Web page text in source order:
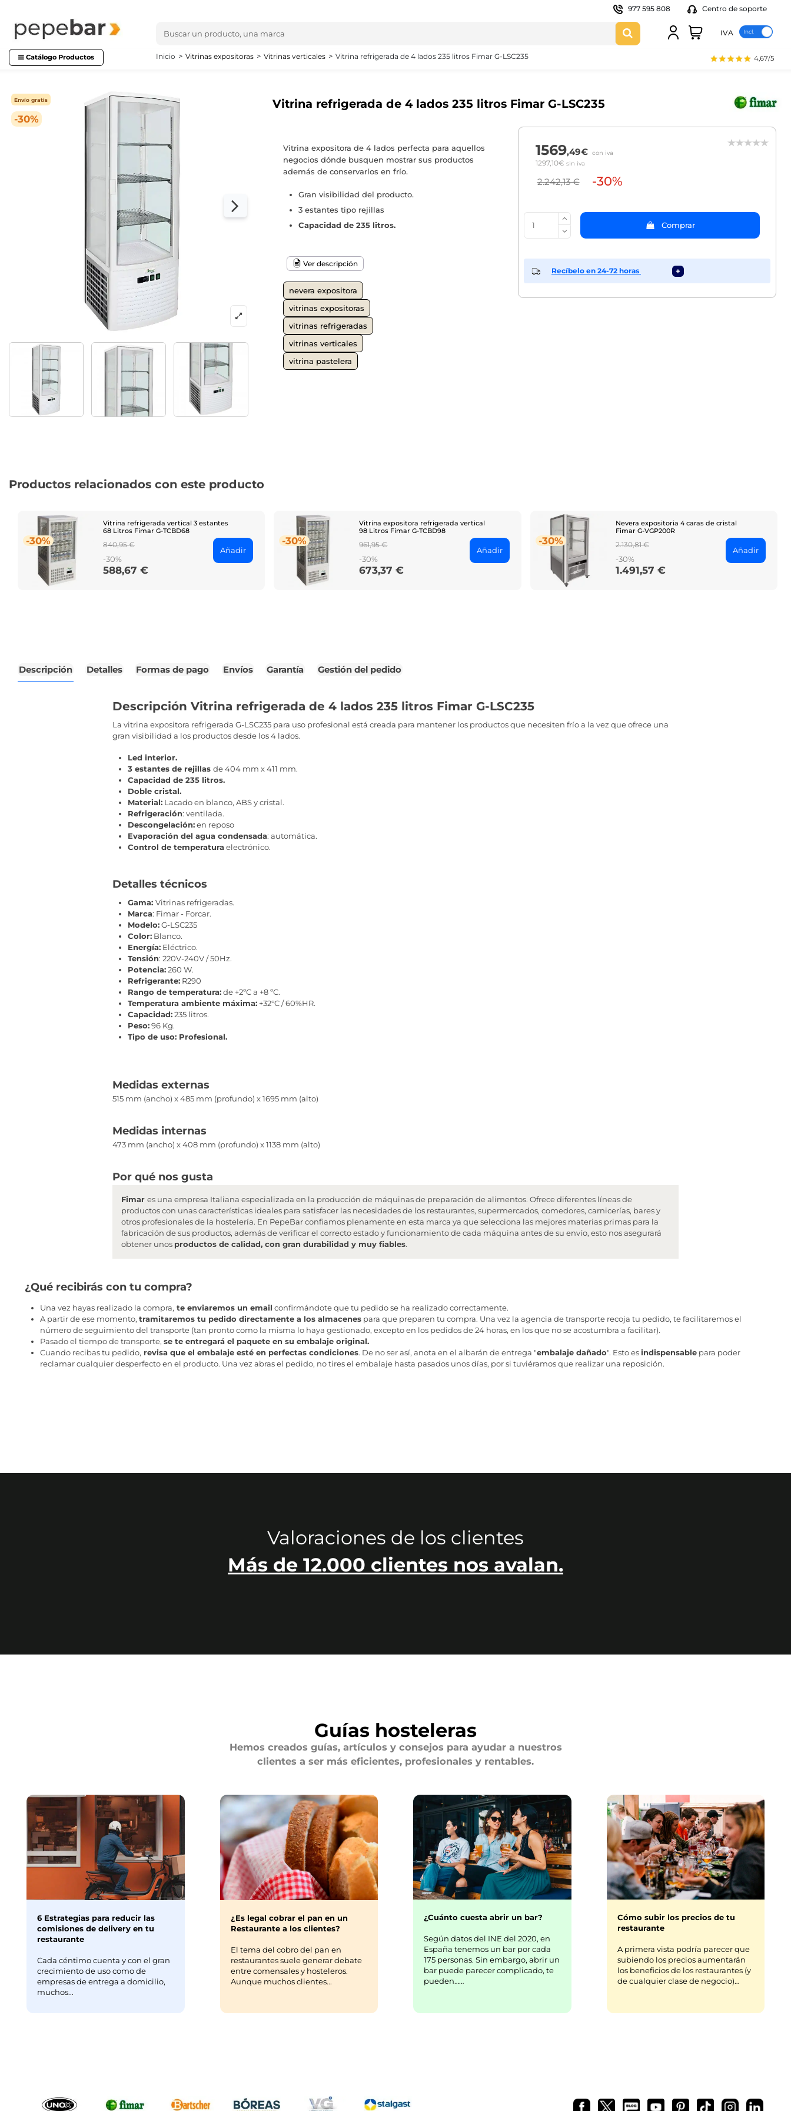
977 595 808 Centro de soporte
IVA
Catálogo Productos 4,67/5
Inicio Vitrinas expositoras Vitrinas verticales Vitrina refrigerada de 4 lados 235 litros Fimar G-LSC235
-30%
Envío gratis Vitrina refrigerada de 4 lados 235 litros Fimar G-LSC235
Vitrina expositora de 4 lados perfecta para aquellos
negocios dónde busquen mostrar sus productos
además de conservarlos en frío.
Gran visibilidad del producto.
3 estantes tipo rejillas
Capacidad de 235 litros.
Ver descripción
nevera expositora
vitrinas expositoras
vitrinas refrigeradas
vitrinas verticales
vitrina pastelera
1569,49€ con iva
1297,10€ sin iva
2.242,13 € -30%
Comprar
Recíbelo en 24-72 horas +
Productos relacionados con este producto
-30%
Vitrina refrigerada vertical 3 estantes
68 Litros Fimar G-TCBD68
Regular
price
840,95 €
-30%
Price
588,67 €
Añadir
-30%
Vitrina expositora refrigerada vertical
98 Litros Fimar G-TCBD98
Regular
price
961,95 €
-30%
Price
673,37 €
Añadir
-30%
Nevera expositoria 4 caras de cristal
Fimar G-VGP200R
Regular
price
2.130,81 €
-30%
Price
1.491,57 €
Añadir
Descripción Detalles Formas de pago Envíos Garantía Gestión del pedido
Descripción Vitrina refrigerada de 4 lados 235 litros Fimar G-LSC235
La vitrina expositora refrigerada G-LSC235 para uso profesional está creada para mantener los productos que necesiten frío a la vez que ofrece una
gran visibilidad a los productos desde los 4 lados.
Led interior.
3 estantes de rejillas de 404 mm x 411 mm.
Capacidad de 235 litros.
Doble cristal.
Material: Lacado en blanco, ABS y cristal.
Refrigeración: ventilada.
Descongelación:en reposo
Evaporación del agua condensada: automática.
Control de temperaturaelectrónico.
Detalles técnicos
Gama: Vitrinas refrigeradas.
Marca: Fimar - Forcar.
Modelo:G-LSC235
Color: Blanco.
Energía: Eléctrico.
Tensión: 220V-240V / 50Hz.
Potencia:260 W.
Refrigerante: R290
Rango de temperatura:de +2ºC a +8 ºC.
Temperatura ambiente máxima: +32°C / 60%HR.
Capacidad:235 litros.
Peso:96 Kg.
Tipo de uso: Profesional.
Medidas externas
515 mm (ancho) x 485 mm (profundo) x 1695 mm (alto)
Medidas internas
473 mm (ancho) x 408 mm (profundo) x 1138 mm (alto)
Por qué nos gusta
Fimar es una empresa Italiana especializada en la producción de máquinas de preparación de alimentos. Ofrece diferentes líneas de
productos con unas características ideales para satisfacer las necesidades de los restaurantes, supermercados, comedores, carnicerías, bares y
otros profesionales de la hostelería. En PepeBar confiamos plenamente en esta marca ya que selecciona las mejores materias primas para la
fabricación de sus productos, además de verificar el correcto estado y funcionamiento de cada máquina antes de su envío, esto nos asegurará
obtener unos productos de calidad, con gran durabilidad y muy fiables.
¿Qué recibirás con tu compra?
Una vez hayas realizado la compra, te enviaremos un email confirmándote que tu pedido se ha realizado correctamente.
A partir de ese momento, tramitaremos tu pedido directamente a los almacenespara que preparen tu compra. Una vez la agencia de transporte recoja tu pedido, te facilitaremos el
número de seguimiento del transporte (tan pronto como la misma lo haya gestionado, excepto en los pedidos de 24 horas, en los que no se acostumbra a facilitar).
Pasado el tiempo de transporte, se te entregará el paquete en su embalaje original.
Cuando recibas tu pedido, revisa que el embalaje esté en perfectas condiciones. De no ser así, anota en el albarán de entrega "embalaje dañado". Esto esindispensablepara poder
reclamar cualquier desperfecto en el producto. Una vez abras el pedido, no tires el embalaje hasta pasados unos días, por si tuviéramos que realizar una reposición.
Valoraciones de los clientes
Más de 12.000 clientes nos avalan.
Guías hosteleras
Hemos creados guías, artículos y consejos para ayudar a nuestros
clientes a ser más eficientes, profesionales y rentables.
6 Estrategias para reducir las
comisiones de delivery en tu
restaurante
Cada céntimo cuenta y con el gran
crecimiento de uso como de
empresas de entrega a domicilio,
muchos...
¿Es legal cobrar el pan en un
Restaurante a los clientes?
El tema del cobro del pan en
restaurantes suele generar debate
entre comensales y hosteleros.
Aunque muchos clientes...
¿Cuánto cuesta abrir un bar?
Según datos del INE del 2020, en
España tenemos un bar por cada
175 personas. Sin embargo, abrir un
bar puede parecer complicado, te
pueden……
Cómo subir los precios de tu
restaurante
A primera vista podría parecer que
subiendo los precios aumentarán
los beneficios de los restaurantes (y
de cualquier clase de negocio)…